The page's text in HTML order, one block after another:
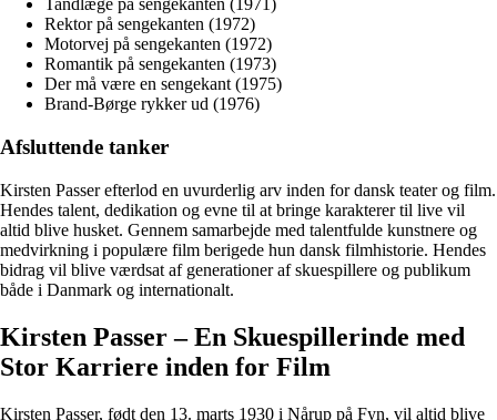
Tandlæge på sengekanten (1971)
Rektor på sengekanten (1972)
Motorvej på sengekanten (1972)
Romantik på sengekanten (1973)
Der må være en sengekant (1975)
Brand-Børge rykker ud (1976)
Afsluttende tanker
Kirsten Passer efterlod en uvurderlig arv inden for dansk teater og film.
Hendes talent, dedikation og evne til at bringe karakterer til live vil
altid blive husket. Gennem samarbejde med talentfulde kunstnere og
medvirkning i populære film berigede hun dansk filmhistorie. Hendes
bidrag vil blive værdsat af generationer af skuespillere og publikum
både i Danmark og internationalt.
Kirsten Passer – En Skuespillerinde med
Stor Karriere inden for Film
Kirsten Passer, født den 13. marts 1930 i Nårup på Fyn, vil altid blive